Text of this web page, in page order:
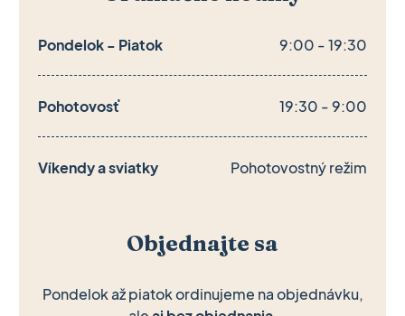
Pondelok - Piatok 9:00 - 19:30
Pohotovosť 19:30 - 9:00
Víkendy a sviatky Pohotovostný režim
Objednajte sa
Pondelok až piatok ordinujeme na objednávku,